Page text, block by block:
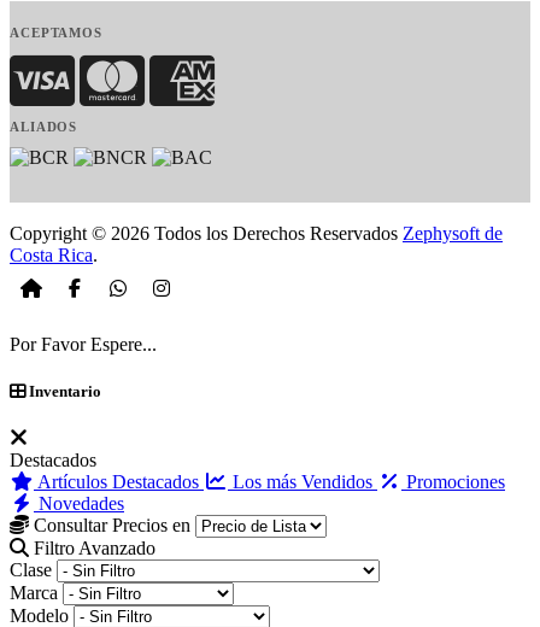
ACEPTAMOS
Visa MasterCardAmerican Express
ALIADOS
Copyright © 2026 Todos los Derechos Reservados Zephysoft de
Costa Rica.
Por Favor Espere...
Inventario
Destacados
Artículos Destacados
Los más Vendidos
Promociones
Novedades
Consultar Precios en
Filtro Avanzado
Clase
Marca
Modelo